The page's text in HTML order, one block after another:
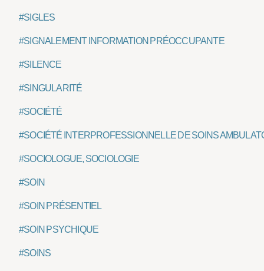
#SIGLES
#SIGNALEMENT INFORMATION PRÉOCCUPANTE
#SILENCE
#SINGULARITÉ
#SOCIÉTÉ
#SOCIÉTÉ INTERPROFESSIONNELLE DE SOINS
#SOCIOLOGUE, SOCIOLOGIE
#SOIN
#SOIN PRÉSENTIEL
#SOIN PSYCHIQUE
#SOINS